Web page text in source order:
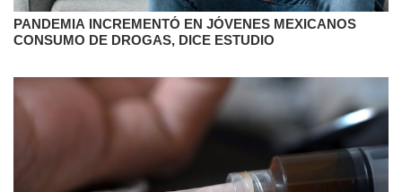
PANDEMIA INCREMENTÓ EN JÓVENES MEXICANOS
CONSUMO DE DROGAS, DICE ESTUDIO